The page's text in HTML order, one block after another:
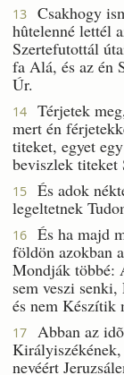
13
Csakhogy
hûtelenné lettél
Szertefutottál
fa Alá, és az én
Úr.
14
Térjetek
mert én
titeket, egyet
beviszlek titeket
15
És adok
legeltetnek
16
És ha majd
földön azokban
Mondják többé:
sem veszi
és nem Készítik
17
Abban az
nevéért